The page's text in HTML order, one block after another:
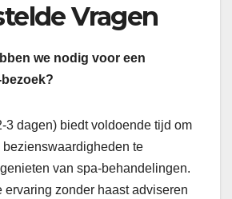
Vragen
we nodig voor een
3 dagen) biedt voldoende tijd om
te
van spa-behandelingen.
ervaring zonder haast adviseren